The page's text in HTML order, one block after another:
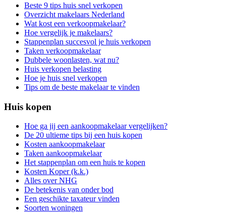
Beste 9 tips huis snel verkopen
Overzicht makelaars Nederland
Wat kost een verkoopmakelaar?
Hoe vergelijk je makelaars?
Stappenplan succesvol je huis verkopen
Taken verkoopmakelaar
Dubbele woonlasten, wat nu?
Huis verkopen belasting
Hoe je huis snel verkopen
Tips om de beste makelaar te vinden
Huis kopen
Hoe ga jij een aankoopmakelaar vergelijken?
De 20 ultieme tips bij een huis kopen
Kosten aankoopmakelaar
Taken aankoopmakelaar
Het stappenplan om een huis te kopen
Kosten Koper (k.k.)
Alles over NHG
De betekenis van onder bod
Een geschikte taxateur vinden
Soorten woningen